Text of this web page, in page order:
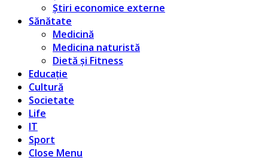
Știri economice externe
Sănătate
Medicină
Medicina naturistă
Dietă și Fitness
Educație
Cultură
Societate
Life
IT
Sport
Close Menu